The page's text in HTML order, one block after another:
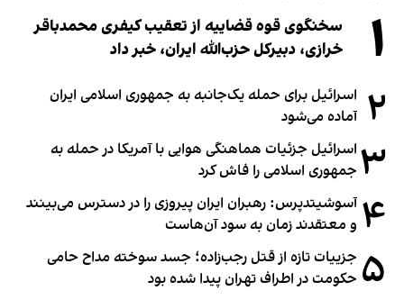
۱
سخنگوی قوه قضاییه از تعقیب کیفری محمدباقر
خرازی، دبیر‌کل حزب‌الله ایران، خبر داد
۲ اسرائیل برای حمله یک‌جانبه به جمهوری اسلامی ایران
آماده می‌شود
۳ اسرائیل جزئیات هماهنگی هوایی با آمریکا در حمله به
جمهوری اسلامی را فاش کرد
۴ آسوشیتدپرس: رهبران ایران پیروزی را در دسترس می‌بینند
و معتقدند زمان به سود آن‌هاست
۵ جزییات تازه از قتل رجب‌زاده؛ جسد سوخته مداح حامی
حکومت در اطراف تهران پیدا شده بود